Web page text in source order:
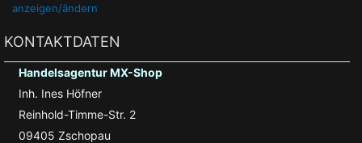
anzeigen/ändern
KONTAKTDATEN
Handelsagentur MX-Shop
Inh. Ines Höfner
Reinhold-Timme-Str. 2
09405 Zschopau